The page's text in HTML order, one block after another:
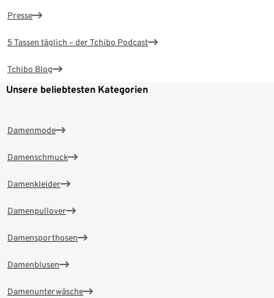
Presse
5 Tassen täglich – der Tchibo Podcast
Tchibo Blog
Unsere beliebtesten Kategorien
Damenmode
Damenschmuck
Damenkleider
Damenpullover
Damensporthosen
Damenblusen
Damenunterwäsche